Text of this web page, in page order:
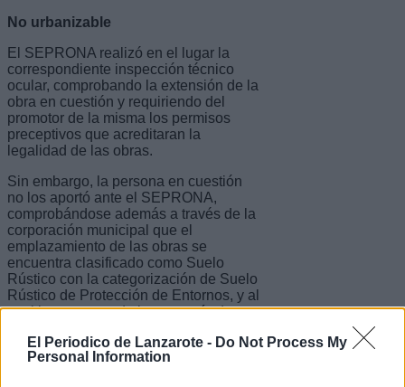
El Periodico de Lanzarote - Do Not Process My
Personal Information
No urbanizable
El SEPRONA realizó en el lugar la
correspondiente inspección técnico
ocular, comprobando la extensión de la
obra en cuestión y requiriendo del
promotor de la misma los permisos
preceptivos que acreditaran la
legalidad de las obras.
Sin embargo, la persona en cuestión
no los aportó ante el SEPRONA,
comprobándose además a través de la
corporación municipal que el
emplazamiento de las obras se
encuentra clasificado como Suelo
Rústico con la categorización de Suelo
Rústico de Protección de Entornos, y al
cual le corresponde la categoría de
que aquellas tampoco podrán ser
legalizables.